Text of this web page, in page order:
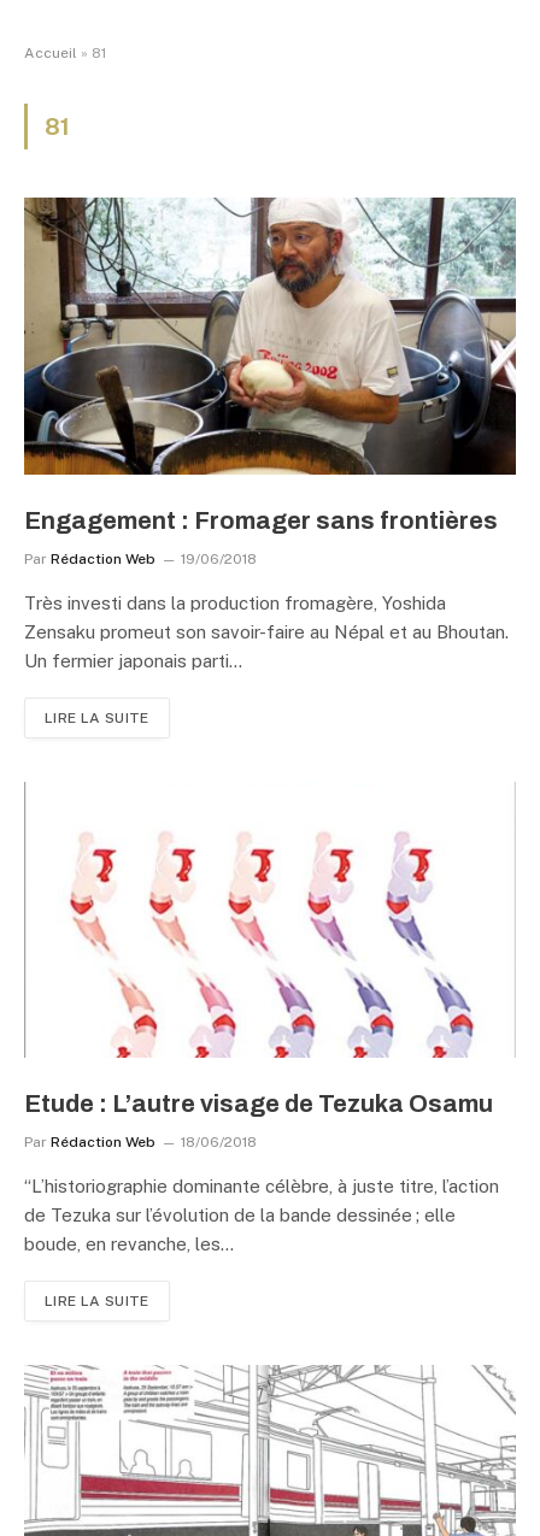
Accueil » 81
81
Engagement : Fromager sans frontières
Par Rédaction Web 19/06/2018
Très investi dans la production fromagère, Yoshida
Zensaku promeut son savoir-faire au Népal et au Bhoutan.
Un fermier japonais parti…
LIRE LA SUITE
Etude : L’autre visage de Tezuka Osamu
Par Rédaction Web 18/06/2018
“L’historiographie dominante célèbre, à juste titre, l’action
de Tezuka sur l’évolution de la bande dessinée ; elle
boude, en revanche, les…
LIRE LA SUITE